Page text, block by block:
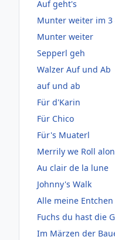
Auf geht's
Munter weiter im 3
Munter weiter
Sepperl geh
Walzer Auf und Ab
auf und ab
Für d'Karin
Für Chico
Für's Muaterl
Merrily we Roll
Au clair de la lune
Johnny's Walk
Alle meine Entchen
Fuchs du hast die
Im Märzen der